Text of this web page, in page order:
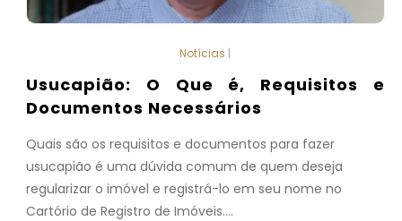
Notícias |
Usucapião: O Que é, Requisitos e
Documentos Necessários
Quais são os requisitos e documentos para fazer
usucapião é uma dúvida comum de quem deseja
regularizar o imóvel e registrá-lo em seu nome no
Cartório de Registro de Imóveis....